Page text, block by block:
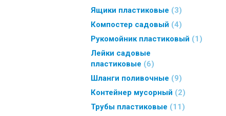
Ящики пластиковые
3
Компостер садовый
4
Рукомойник пластиковый
1
Лейки садовые
пластиковые
6
Шланги поливочные
9
Контейнер мусорный
2
Трубы пластиковые
11